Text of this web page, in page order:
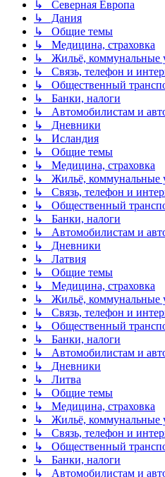
↳ Северная Европа
↳ Дания
↳ Общие темы
↳ Медицина, страховка
↳ Жильё, коммунальные
↳ Связь, телефон и
↳ Общественный
↳ Банки, налоги
↳ Автомобилистам и
↳ Дневники
↳ Исландия
↳ Общие темы
↳ Медицина, страховка
↳ Жильё, коммунальные
↳ Связь, телефон и
↳ Общественный
↳ Банки, налоги
↳ Автомобилистам и
↳ Дневники
↳ Латвия
↳ Общие темы
↳ Медицина, страховка
↳ Жильё, коммунальные
↳ Связь, телефон и
↳ Общественный
↳ Банки, налоги
↳ Автомобилистам и
↳ Дневники
↳ Литва
↳ Общие темы
↳ Медицина, страховка
↳ Жильё, коммунальные
↳ Связь, телефон и
↳ Общественный
↳ Банки, налоги
↳ Автомобилистам и